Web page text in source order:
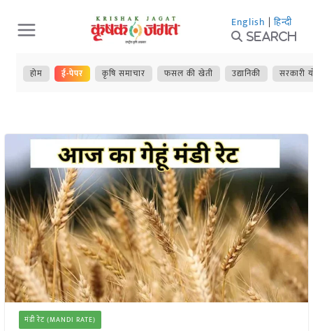
Skip
to
content
English | हिन्दी
Search
होम ई-पेपर कृषि समाचार फसल की खेती उद्यानिकी सरकारी
मंडी रेट (MANDI RATE)